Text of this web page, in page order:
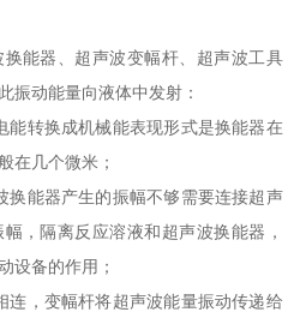
能器、超声波变幅杆、超声波工具
振动能量向液体中发射：
能转换成机械能表现形式是换能器在
在几个微米；
换能器产生的振幅不够需要连接超声
，隔离反应溶液和超声波换能器，
设备的作用；
连，变幅杆将超声波能量振动传递给